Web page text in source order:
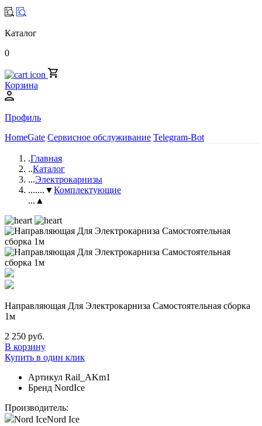
Каталог
0
Корзина
Профиль
HomeGate Сервисное обслуживание Telegram-Bot
.Главная
..Каталог
...Электрокарнизы
.......▼Комплектующие
...▲
Направляющая Для Электрокарниза Самостоятельная сборка
1м
2 250 руб.
В корзину
Купить в один клик
Артикул Rail_AKm1
Бренд NordIce
Производитель:
Nord IceNord Ice